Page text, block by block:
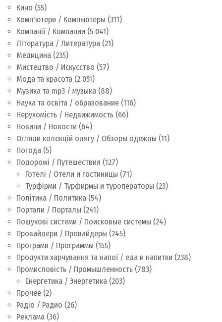
Кино (55)
Комп'ютери / Компьютеры (311)
Компанії / Компании (5 041)
Література / Литература (21)
Медицина (235)
Мистецтво / Искусство (57)
Мода та красота (2 051)
Музика та mp3 / музыка (88)
Наука та освіта / образование (116)
Нерухомість / Недвижимость (66)
Новини / Новости (64)
Огляди колекцій одягу / Обзоры одежды (11)
Погода (5)
Подорожі / Путешествия (127)
Готелі / Отели и гостиницы (71)
Турфірми / Турфирмы и туроператоры (23)
Політика / Политика (54)
Портали / Порталы (241)
Пошукові системи / Поисковые системы (24)
Провайдери / Провайдеры (245)
Програми / Программы (155)
Продукти харчування та напої / еда и напитки (238)
Промисловість / Промышленность (783)
Енергетика / Энергетика (203)
Прочее (2)
Радіо / Радио (26)
Реклама (36)